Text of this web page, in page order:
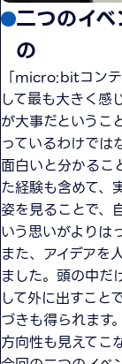
二つのイ
の
「micro:bitコン
して最も大きく感
が大事だというこ
っているわけでは
面白いと分かるこ
た経験も含めて、
姿を見ることで、
いう思いがよりは
また、アイデアを
ました。頭の中だ
して外に出すこと
づきも得られます
方向性も見えてこ